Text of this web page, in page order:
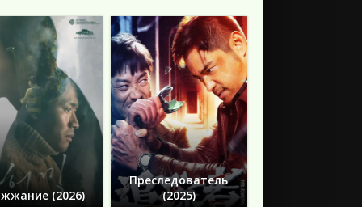
(2026)
Преследователь
(2025)